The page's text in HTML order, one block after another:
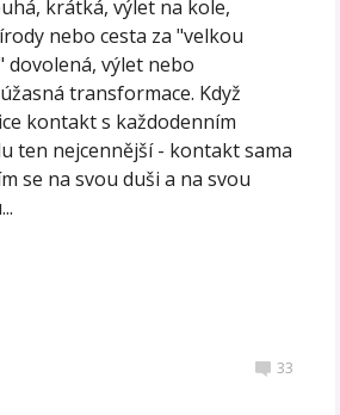
krátká, výlet na kole,
nebo cesta za "velkou
dovolená, výlet nebo
transformace. Když
kontakt s každodenním
ten nejcennější - kontakt sama
se na svou duši a na svou
33